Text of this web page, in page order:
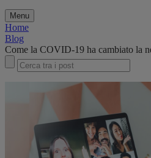
Menu
Home
Blog
Come la COVID-19 ha cambiato la